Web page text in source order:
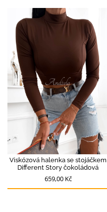
Viskózová halenka se stojáčkem
Different Story čokoládová
659,00 Kč